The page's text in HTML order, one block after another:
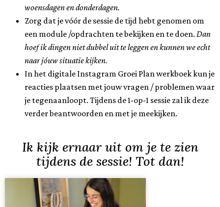
woensdagen en donderdagen.
Zorg dat je vóór de sessie de tijd hebt genomen om
een module /opdrachten te bekijken en te doen. Dan
hoef ik dingen niet dubbel uit te leggen en kunnen we echt
naar jóuw situatie kijken.
In het digitale Instagram Groei Plan werkboek kun je
reacties plaatsen met jouw vragen / problemen waar
je tegenaanloopt. Tijdens de 1-op-1 sessie zal ik deze
verder beantwoorden en met je meekijken.
Ik kijk ernaar uit om je te zien
tijdens de sessie! Tot dan!